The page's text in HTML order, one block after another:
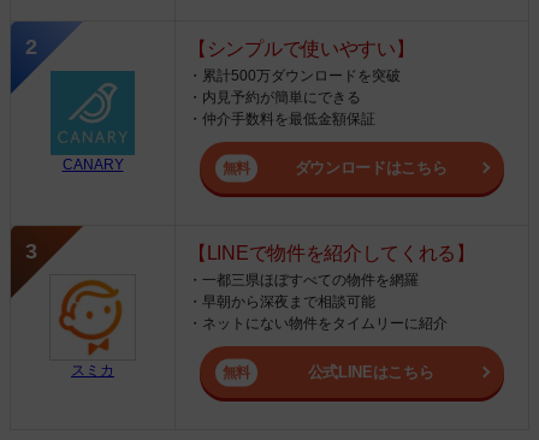
CANARY
【シンプルで使いやすい】
・累計500万ダウンロードを突破
・内見予約が簡単にできる
・仲介手数料を最低金額保証
ダウンロードはこちら
スミカ
【LINEで物件を紹介してくれる】
・一都三県ほぼすべての物件を網羅
・早朝から深夜まで相談可能
・ネットにない物件をタイムリーに紹介
公式LINEはこちら